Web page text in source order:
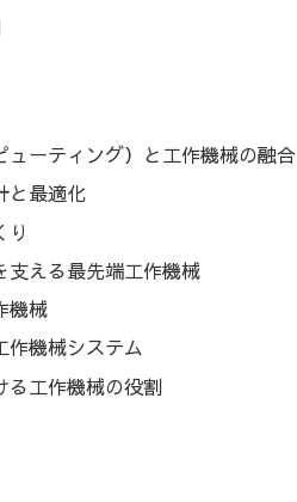
ーティング）と工作機械の融合
と最適化
り
支える最先端工作機械
機械
作機械システム
る工作機械の役割